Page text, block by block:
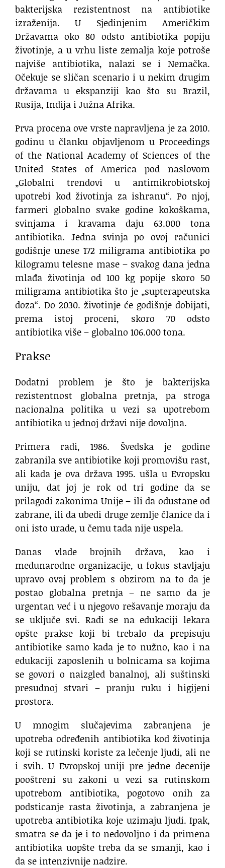
bakterijska rezistentnost na antibiotike
izraženija. U Sjedinjenim Američkim
Državama oko 80 odsto antibiotika popiju
životinje, a u vrhu liste zemalja koje potroše
najviše antibiotika, nalazi se i Nemačka.
Očekuje se sličan scenario i u nekim drugim
državama u ekspanziji kao što su Brazil,
Rusija, Indija i Južna Afrika.
Prva procena ove vrste napravljena je za 2010.
godinu u članku objavljenom u Proceedings
of the National Academy of Sciences of the
United States of America pod naslovom
„Globalni trendovi u antimikrobiotskoj
upotrebi kod životinja za ishranu“. Po njoj,
farmeri globalno svake godine kokoškama,
svinjama i kravama daju 63.000 tona
antibiotika. Jedna svinja po ovoj računici
godišnje unese 172 miligrama antibiotika po
kilogramu telesne mase – svakog dana jedna
mlađa životinja od 100 kg popije skoro 50
miligrama antibiotika što je „supterapeutska
doza“. Do 2030. životinje će godišnje dobijati,
prema istoj proceni, skoro 70 odsto
antibiotika više – globalno 106.000 tona.
Prakse
Dodatni problem je što je bakterijska
rezistentnost globalna pretnja, pa stroga
nacionalna politika u vezi sa upotrebom
antibiotika u jednoj državi nije dovoljna.
Primera radi, 1986. Švedska je godine
zabranila sve antibiotike koji promovišu rast,
ali kada je ova država 1995. ušla u Evropsku
uniju, dat joj je rok od tri godine da se
prilagodi zakonima Unije – ili da odustane od
zabrane, ili da ubedi druge zemlje članice da i
oni isto urade, u čemu tada nije uspela.
Danas vlade brojnih država, kao i
međunarodne organizacije, u fokus stavljaju
upravo ovaj problem s obzirom na to da je
postao globalna pretnja – ne samo da je
urgentan već i u njegovo rešavanje moraju da
se uključe svi. Radi se na edukaciji lekara
opšte prakse koji bi trebalo da prepisuju
antibiotike samo kada je to nužno, kao i na
edukaciji zaposlenih u bolnicama sa kojima
se govori o naizgled banalnoj, ali suštinski
presudnoj stvari – pranju ruku i higijeni
prostora.
U mnogim slučajevima zabranjena je
upotreba određenih antibiotika kod životinja
koji se rutinski koriste za lečenje ljudi, ali ne
i svih. U Evropskoj uniji pre jedne decenije
pooštreni su zakoni u vezi sa rutinskom
upotrebom antibiotika, pogotovo onih za
podsticanje rasta životinja, a zabranjena je
upotreba antibiotika koje uzimaju ljudi. Ipak,
smatra se da je i to nedovoljno i da primena
antibiotika uopšte treba da se smanji, kao i
da se intenzivnije nadzire.